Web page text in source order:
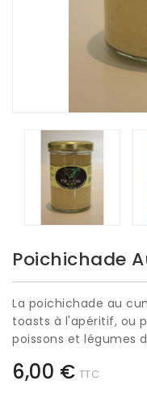
Poichichade
La poichichade au
toasts à l'apéritif, ou
poissons et légumes
6,00 € TTC